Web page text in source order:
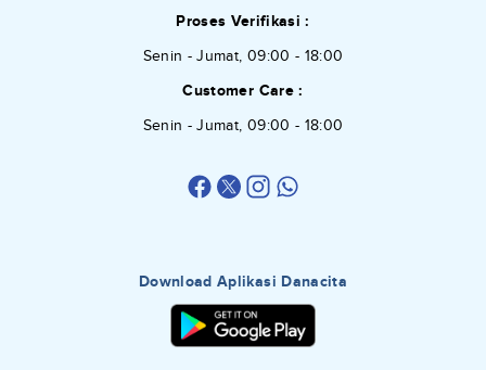
Proses Verifikasi :
Senin - Jumat, 09:00 - 18:00
Customer Care :
Senin - Jumat, 09:00 - 18:00
Download Aplikasi Danacita